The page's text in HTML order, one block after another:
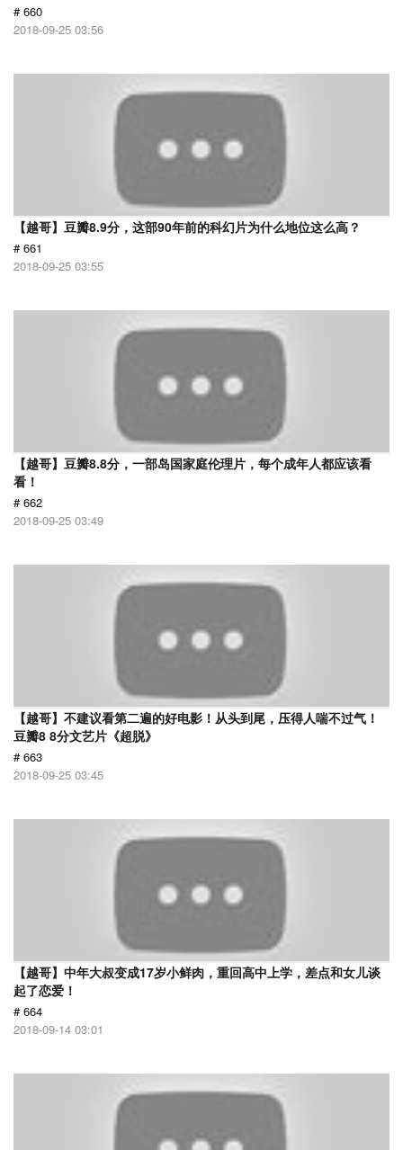
# 660
2018-09-25 03:56
【越哥】豆瓣8.9分，这部90年前的科幻片为什么地位这么高？
# 661
2018-09-25 03:55
【越哥】豆瓣8.8分，一部岛国家庭伦理片，每个成年人都应该看
看！
# 662
2018-09-25 03:49
【越哥】不建议看第二遍的好电影！从头到尾，压得人喘不过气！
豆瓣8 8分文艺片《超脱》
# 663
2018-09-25 03:45
【越哥】中年大叔变成17岁小鲜肉，重回高中上学，差点和女儿谈
起了恋爱！
# 664
2018-09-14 03:01